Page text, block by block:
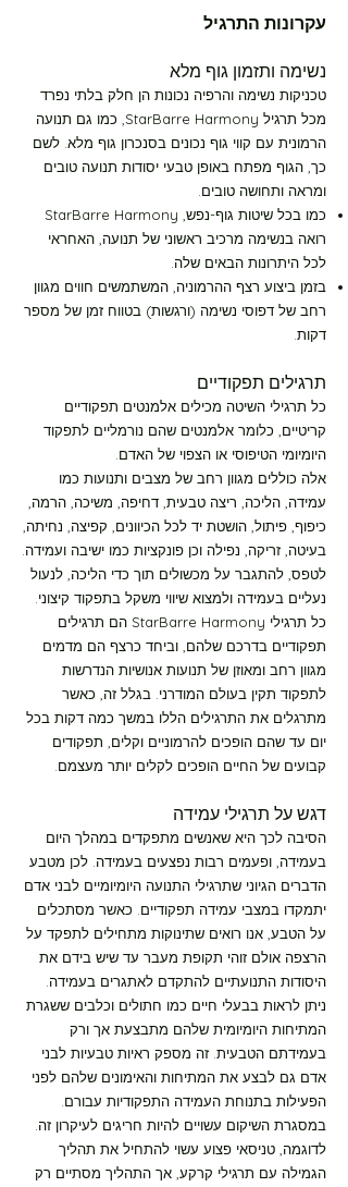
בית
New Page
New Page
ירוק רמה-1 10 דקות
ירוק רמה-1 30 דקות
ירוק רמה-2 10 דקות
ירוק רמה-2 30 דקות
רמה-1 10 דקות
רמה-1 30 דקות
רמה-2 10 דקות
רמה-2 30 דקות
רמה-1 10 דקות
רמה-1 30 דקות
רמה-2 10 דקות
רמה-2 30 דקות
עקרונות התרגיל
נשימה ותזמון גוף מלא
טכניקות נשימה והרפיה נכונות הן חלק בלתי נפרד
מכל תרגיל StarBarre Harmony, כמו גם תנועה
הרמונית עם קווי גוף נכונים בסנכרון גוף מלא. לשם
כך, הגוף מפתח באופן טבעי יסודות תנועה טובים
ומראה ותחושה טובים.
כמו בכל שיטות גוף-נפש, StarBarre Harmony
רואה בנשימה מרכיב ראשוני של תנועה, האחראי
לכל היתרונות הבאים שלה.
בזמן ביצוע רצף ההרמוניה, המשתמשים חווים מגוון
רחב של דפוסי נשימה (ורגשות) בטווח זמן של מספר
דקות.
תרגילים תפקודיים
כל תרגילי השיטה מכילים אלמנטים תפקודיים
קריטיים, כלומר אלמנטים שהם נורמליים לתפקוד
היומיומי הטיפוסי או הצפוי של האדם.
אלה כוללים מגוון רחב של מצבים ותנועות כמו
עמידה, הליכה, ריצה טבעית, דחיפה, משיכה, הרמה,
כיפוף, פיתול, הושטת יד לכל הכיוונים, קפיצה, נחיתה,
בעיטה, זריקה, נפילה וכן פונקציות כמו ישיבה ועמידה.
לטפס, להתגבר על מכשולים תוך כדי הליכה, לנעול
נעליים בעמידה ולמצוא שיווי משקל בתפקוד קיצוני.
כל תרגילי StarBarre Harmony
הם תרגילים
תפקודיים בדרכם שלהם, וביחד כרצף הם מדמים
מגוון רחב ומאוזן של תנועות אנושיות הנדרשות
לתפקוד תקין בעולם המודרני. בגלל זה, כאשר
מתרגלים את התרגילים הללו במשך כמה דקות בכל
יום עד שהם הופכים להרמוניים וקלים, תפקודים
קבועים של החיים הופכים לקלים יותר מעצמם.
דגש על תרגילי עמידה
הסיבה לכך היא שאנשים מתפקדים במהלך היום
בעמידה, ופעמים רבות נפצעים בעמידה. לכן מטבע
הדברים הגיוני שתרגילי התנועה היומיומיים לבני אדם
יתמקדו במצבי עמידה תפקודיים. כאשר מסתכלים
על הטבע, אנו רואים שתינוקות מתחילים לתפקד על
הרצפה אולם זוהי תקופת מעבר עד שיש בידם את
היסודות התנועתיים להתקדם לאתגרים בעמידה.
ניתן לראות בבעלי חיים כמו חתולים וכלבים ששגרת
המתיחות היומיומית שלהם מתבצעת אך ורק
בעמידתם הטבעית. זה מספק ראיות טבעיות לבני
אדם גם לבצע את המתיחות והאימונים שלהם לפני
הפעילות בתנוחת העמידה התפקודיות עבורם.
במסגרת השיקום עשויים להיות חריגים לעיקרון זה.
לדוגמה, טניסאי פצוע עשוי להתחיל את תהליך
הגמילה עם תרגילי קרקע, אך התהליך מסתיים רק